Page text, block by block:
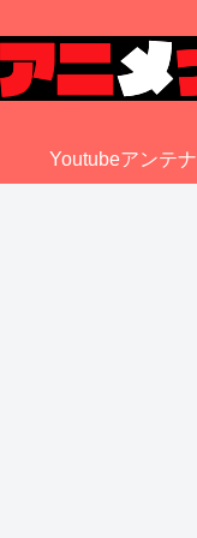
Youtubeアンテナ